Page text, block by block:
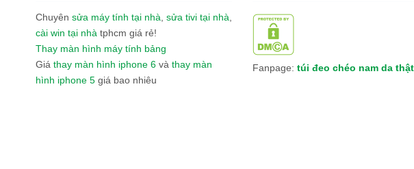
Chuyên sửa máy tính tại nhà, sửa tivi tại nhà,
cài win tại nhà tphcm giá rẻ!
Thay màn hình máy tính bảng
Giá thay màn hình iphone 6 và thay màn
hình iphone 5 giá bao nhiêu
Fanpage: túi đeo chéo nam da thật